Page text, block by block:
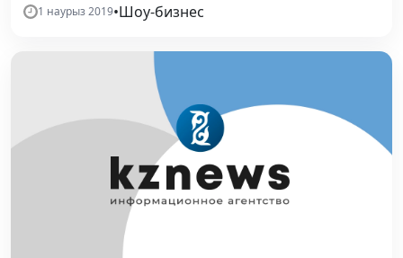
1 наурыз 2019•Шоу-бизнес